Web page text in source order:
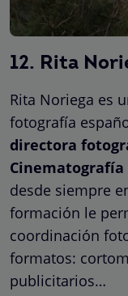
12. Rita
Rita Noriega es
fotografía
directora
Cinematografía
desde siempre
formación le
coordinación
formatos:
publicitarios…